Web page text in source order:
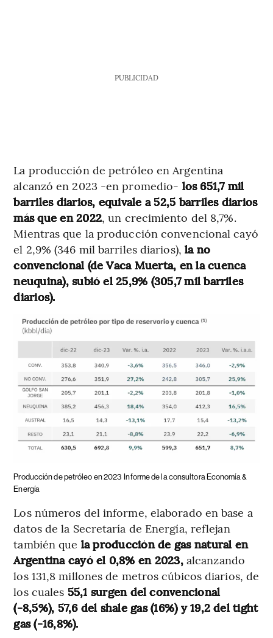
PUBLICIDAD
La producción de petróleo en Argentina
alcanzó en 2023 -en promedio- los 651,7 mil
barriles diarios, equivale a 52,5 barriles diarios
más que en 2022, un crecimiento del 8,7%.
Mientras que la producción convencional cayó
el 2,9% (346 mil barriles diarios), la no
convencional (de Vaca Muerta, en la cuenca
neuquina), subió el 25,9% (305,7 mil barriles
diarios).
Producción de petróleo en 2023 Informe de la consultora Economía &
Energía
Los números del informe, elaborado en base a
datos de la Secretaría de Energía, reflejan
también que la producción de gas natural en
Argentina cayó el 0,8% en 2023,alcanzando
los 131,8 millones de metros cúbicos diarios, de
los cuales 55,1 surgen del convencional
(-8,5%), 57,6 del shale gas (16%) y 19,2 del tight
gas (-16,8%).